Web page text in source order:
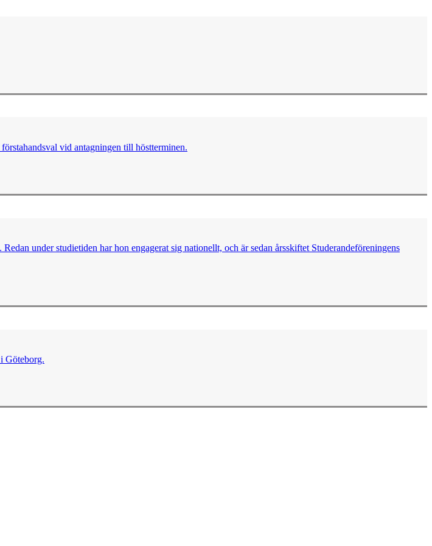
vid antagningen till höstterminen.
under studie­tiden har hon engagerat sig nationellt, och är sedan årsskiftet Studerandeföreningens
Göteborg.